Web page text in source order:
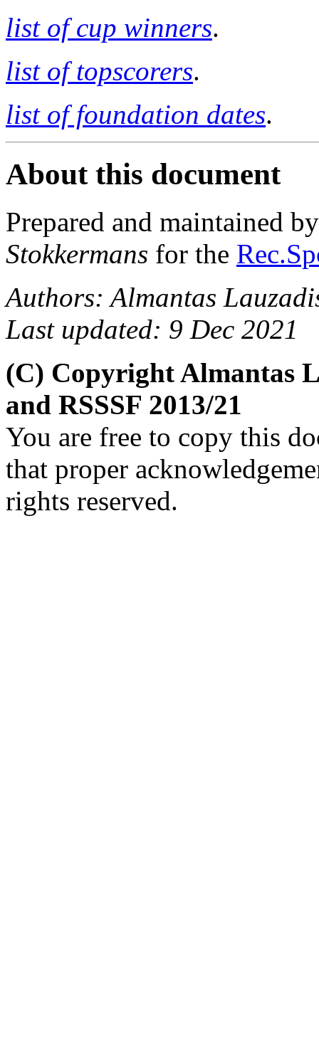
list of cup winners.
list of topscorers.
list of foundation dates.
About this document
Prepared and maintained
Stokkermans for the
Authors: Almantas
Last updated: 9 Dec 2021
(C) Copyright Almantas
and RSSSF 2013/21
You are free to copy this
that proper
rights reserved.